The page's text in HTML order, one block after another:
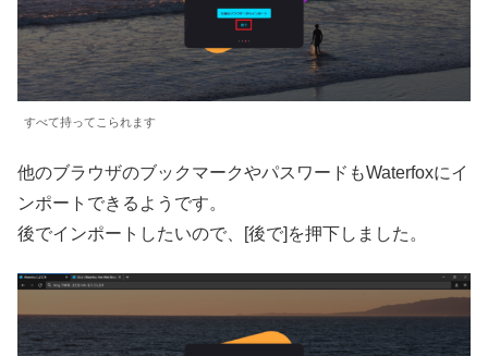
すべて持ってこられます
他のブラウザのブックマークやパスワードもWaterfoxにイ
ンポートできるようです。
後でインポートしたいので、[後で]を押下しました。